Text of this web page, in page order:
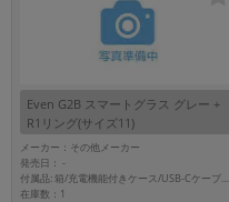
Even G2B スマートグラス グレー +
R1リング(サイズ11)
メーカー：その他メーカー
発売日：-
付属品: 箱/充電機能付きケース/USB-Cケーブル/クリーニングクロス/マニュアル/スマートグラスクリップ (グレー)
在庫数：1
メモリ
~